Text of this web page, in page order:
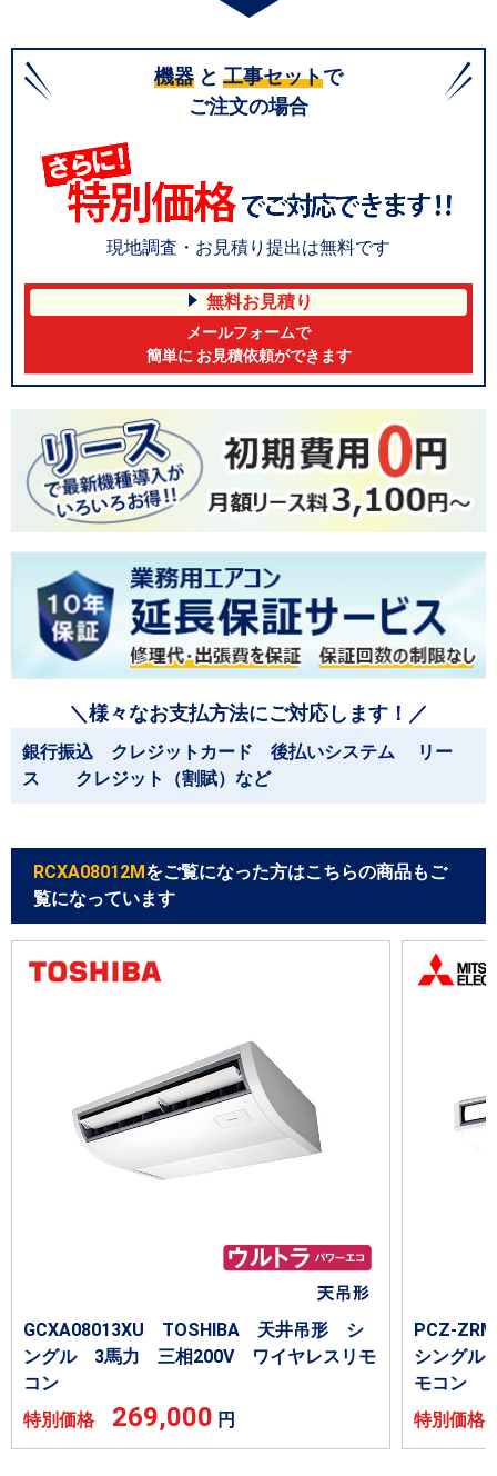
機器 と 工事セットで
ご注文の場合
現地調査・お見積り提出は無料です
無料お見積り
メールフォームで
簡単に お見積依頼ができます
＼様々なお支払方法にご対応します！／
銀行振込 クレジットカード 後払いシステム リー
ス クレジット（割賦）など
RCXA08012M をご覧になった方はこちらの商品もご
覧になっています
GCXA08013XU TOSHIBA 天井吊形 シ
ングル 3馬力 三相200V ワイヤレスリモ
コン
特別価格 269,000 円
PCZ-
シング
モコン
特別価